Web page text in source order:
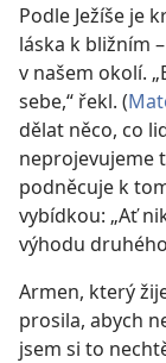
Podle Ježíše je
láska k bližním
v našem okolí.
sebe,“ řekl. (
dělat něco, co
neprojevujeme
podněcuje k
vybídkou: „Ať
výhodu
Armen, který
prosila, abych
jsem si to